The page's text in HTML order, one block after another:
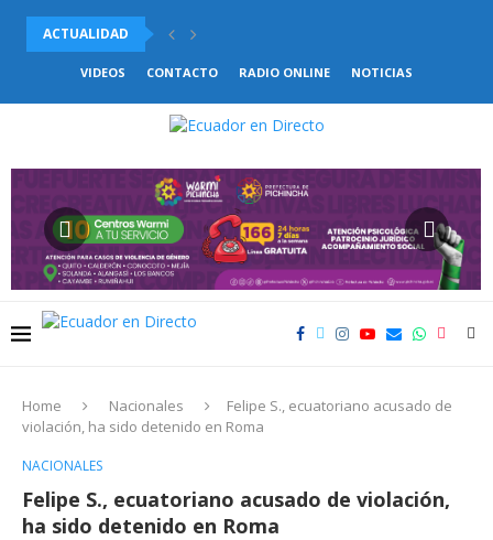
ACTUALIDAD
PABEL MUÑOZ BUSCA LA REELECCIÓN PARA LA ALCALDÍA...
VIDEOS CONTACTO RADIO ONLINE NOTICIAS
Home Nacionales
Felipe S., ecuatoriano acusado de
violación, ha sido detenido en Roma
NACIONALES
Felipe S., ecuatoriano acusado de violación,
ha sido detenido en Roma